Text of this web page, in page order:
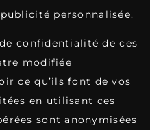
personnalisée.
confidentialité de ces
modifiée
ce qu’ils font de vos
en utilisant ces
sont anonymisées